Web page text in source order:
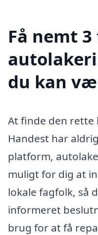
Få nemt
du kan
At finde den rette
Handest har
platform,
muligt for dig at
lokale fagfolk, så
informeret
brug for at få